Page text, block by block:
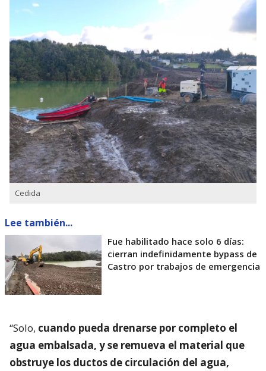
Cedida
Lee también...
Fue habilitado hace solo 6 días:
cierran indefinidamente bypass de
Castro por trabajos de emergencia
“Solo, cuando pueda drenarse por completo el
agua embalsada, y se remueva el material que
obstruye los ductos de circulación del agua,